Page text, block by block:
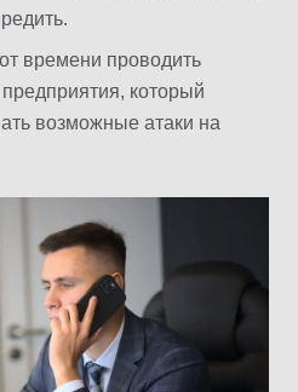
времени проводить
который
возможные атаки на